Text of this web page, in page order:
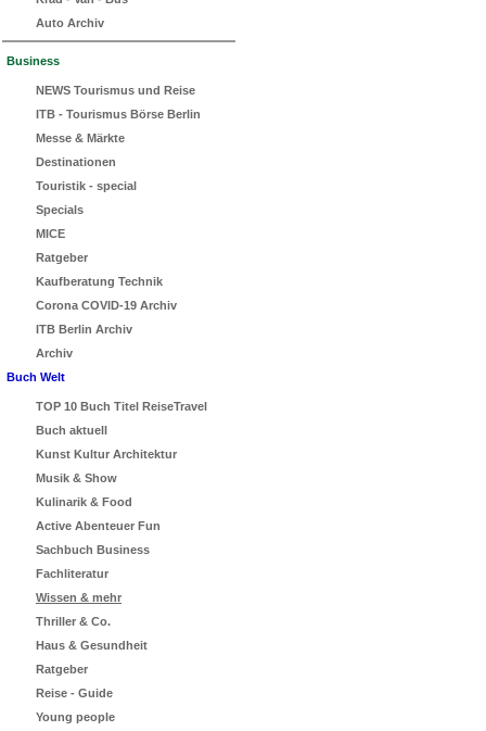
Auto Archiv
Business
NEWS Tourismus und Reise
ITB - Tourismus Börse Berlin
Messe & Märkte
Destinationen
Touristik - special
Specials
MICE
Ratgeber
Kaufberatung Technik
Corona COVID-19 Archiv
ITB Berlin Archiv
Archiv
Buch Welt
TOP 10 Buch Titel ReiseTravel
Buch aktuell
Kunst Kultur Architektur
Musik & Show
Kulinarik & Food
Active Abenteuer Fun
Sachbuch Business
Fachliteratur
Wissen & mehr
Thriller & Co.
Haus & Gesundheit
Ratgeber
Reise - Guide
Young people